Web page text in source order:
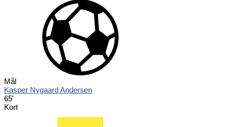
Mål
Kasper Nygaard Andersen
65'
Kort